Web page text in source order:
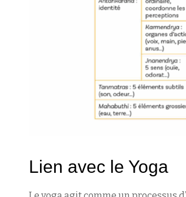
Lien avec le Yoga